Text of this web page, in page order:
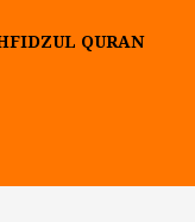
QURAN